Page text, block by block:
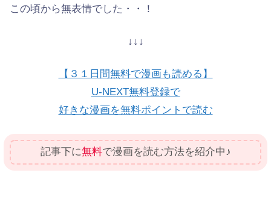
この頃から無表情でした・・！
↓↓↓
【３１日間無料で漫画も読める】
U-NEXT無料登録で
好きな漫画を無料ポイントで読む
記事下に無料で漫画を読む方法を紹介中♪